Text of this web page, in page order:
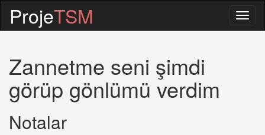
ProjeTSM
Zannetme seni şimdi
görüp gönlümü verdim
Notalar